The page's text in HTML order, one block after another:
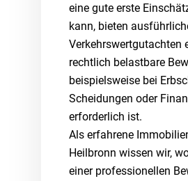
eine gute erste
kann, bieten
Verkehrswertgutachten
rechtlich belastbare
beispielsweise bei
Scheidungen oder
erforderlich ist.
Als erfahrene
Heilbronn wissen wir,
einer professionellen